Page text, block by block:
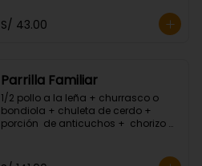
S/ 43.00
Parrilla Familiar
1/2 pollo a la leña + churrasco o
bondiola + chuleta de cerdo +
porción  de anticuchos +  chorizo +
fresca.